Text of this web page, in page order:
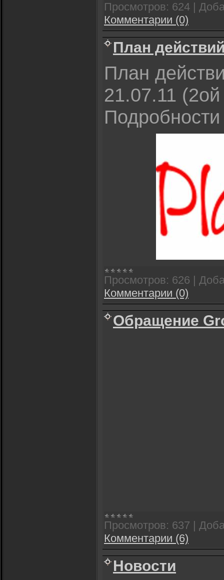
Просмотров: 624 |
Комментарии (0)
План
План
21.07.11
Просмотров: 626 |
Комментарии (0)
Обращение
Просмотров: 637 |
Комментарии (6)
Новости